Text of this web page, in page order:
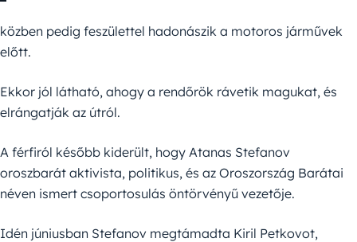
közben pedig feszülettel hadonászik a motoros járművek
előtt.
Ekkor jól látható, ahogy a rendőrök rávetik magukat, és
elrángatják az útról.
A férfiról később kiderült, hogy Atanas Stefanov
oroszbarát aktivista, politikus, és az Oroszország Barátai
néven ismert csoportosulás öntörvényű vezetője.
Idén júniusban Stefanov megtámadta Kiril Petkovot,